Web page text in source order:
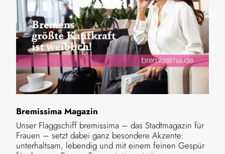
Bremissima Magazin
Unser Flaggschiff bremissima – das Stadtmagazin für
Frauen – setzt dabei ganz besondere Akzente:
unterhaltsam, lebendig und mit einem feinen Gespür